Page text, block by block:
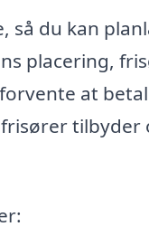
så du kan
placering,
at
tilbyder